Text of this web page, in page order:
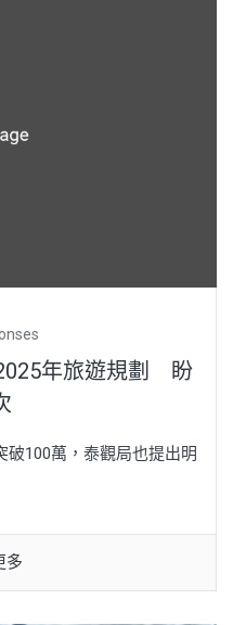
年旅遊規劃 盼
100萬，泰觀局也提出明
多